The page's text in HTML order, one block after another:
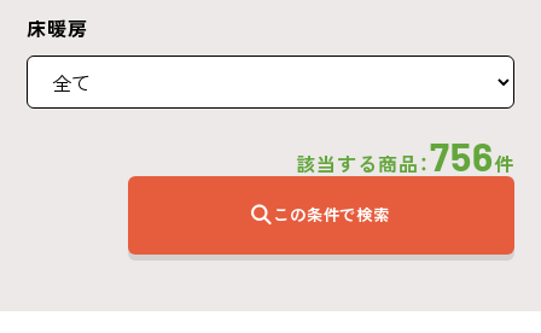
床暖房
該当する商品：756件
この条件で検索